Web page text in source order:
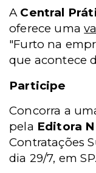
A Central
oferece uma
"Furto na
que acontece
Participe
Concorra a
pela Editora
Contratações
dia 29/7, em SP.